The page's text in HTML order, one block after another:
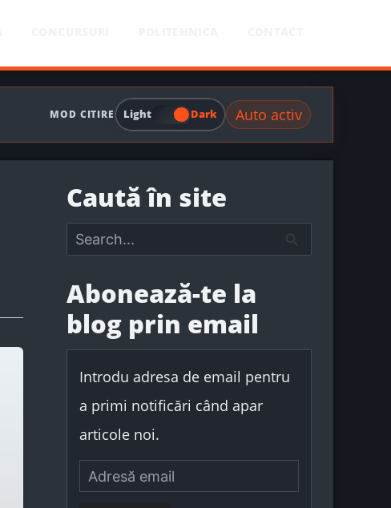
MOD CITIRE Light Dark Auto activ
Caută în site
c
Abonează-te la
blog prin email
Introdu adresa de email pentru
a primi notificări când apar
articole noi.